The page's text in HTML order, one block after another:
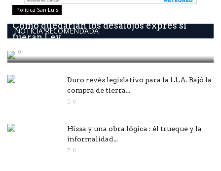
NOTICIA RECOMENDADA
Política San Luis
Como quedarían los desalojos exprés si
fueran Ley
0
Duro revés legislativo para la LLA. Bajó la
compra de tierra...
0
Hissa y una obra lógica : él trueque y la
informalidad...
0